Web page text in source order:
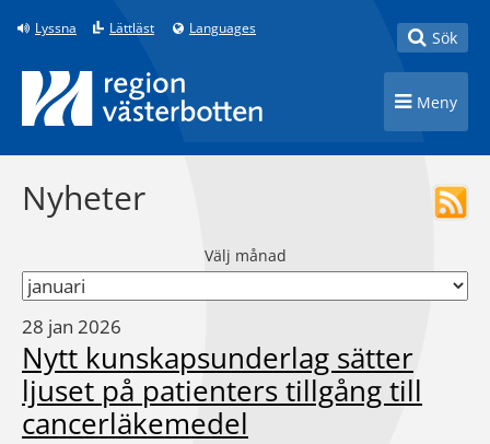
Till innehåll på sidan
Lyssna Lättläst Languages Toggle
Sök
Toggle
Meny
Nyheter
Välj månad
28 jan 2026
Nytt kunskapsunderlag sätter
ljuset på patienters tillgång till
cancerläkemedel